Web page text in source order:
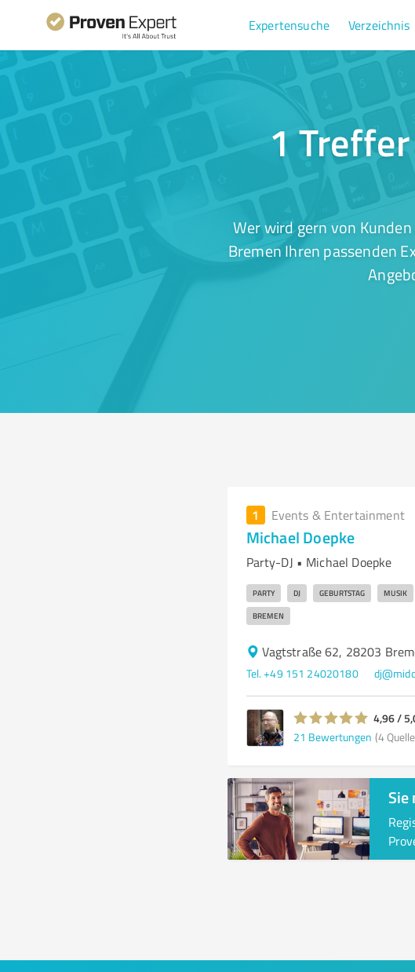
Expertensuche Verzeichnis
1
Wer wird gern von
Bremen Ihren passenden
1 Events & Entertainment
Michael Doepke
Party-DJ • Michael Doepke
PARTY DJ GEBURTSTAG MUSIK
BREMEN
Vagtstraße 62, 28203
Tel. +49 151 24020180
4,96 /
21 Bewertungen (4
Sie